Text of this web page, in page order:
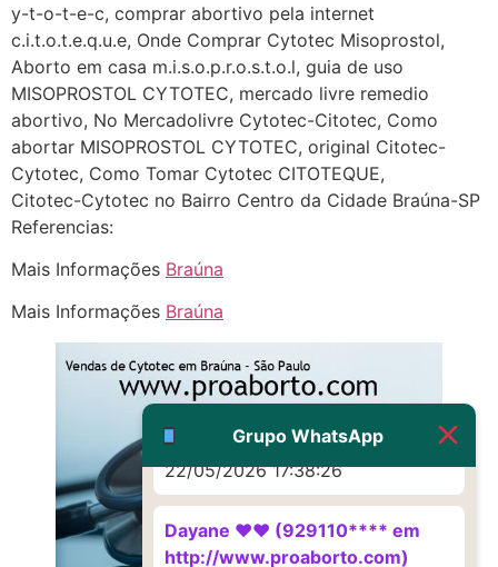
y-t-o-t-e-c, comprar abortivo pela internet
c.i.t.o.t.e.q.u.e, Onde Comprar Cytotec Misoprostol,
Aborto em casa m.i.s.o.p.r.o.s.t.o.l, guia de uso
MISOPROSTOL CYTOTEC, mercado livre remedio
abortivo, No Mercadolivre Cytotec-Citotec, Como
abortar MISOPROSTOL CYTOTEC, original Citotec-
Cytotec, Como Tomar Cytotec CITOTEQUE,
Citotec-Cytotec no Bairro Centro da Cidade Braúna-SP
Referencias:
Mais Informações Braúna
Mais Informações Braúna
Grupo WhatsApp
(879121**** em
http://www.proaborto.com)
Eu acho, não sei
22/05/2026 17:19:16
(879121**** em
mesmo
22/05/2026 17:19:47
G (1199866**** em
http://www.proaborto.com)
Muito obrigadaaaaa
22/05/2026 17:38:26
Dayane ♥️♥️ (929110**** em
http://www.proaborto.com)